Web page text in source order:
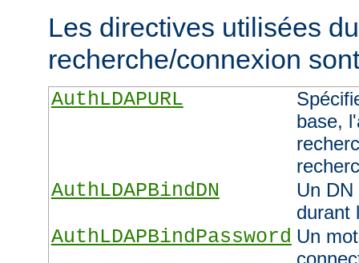
Les directives utilisées
recherche/connexion
AuthLDAPURL
base,
AuthLDAPBindDN
Un
durant
AuthLDAPBindPassword Un